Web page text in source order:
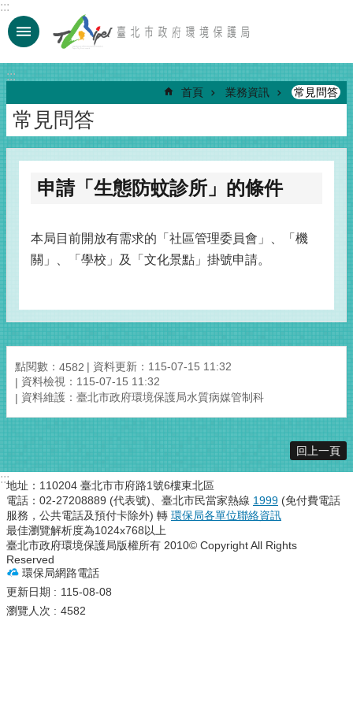
跳到主要內容區塊
:::
:::
首頁 業務資訊 常見問答
常見問答
申請「生態防蚊診所」的條件
本局目前開放有需求的「社區管理委員會」、「機
關」、「學校」及「文化景點」掛號申請。
點閱數： 4582
資料更新：115-07-15 11:32
資料檢視：115-07-15 11:32
資料維護：臺北市政府環境保護局水質病媒管制科
回上一頁
:::地址：110204 臺北市市府路1號6樓東北區
電話：02-27208889 (代表號)、臺北市民當家熱線 1999 (免付費電話
服務，公共電話及預付卡除外) 轉 環保局各單位聯絡資訊
最佳瀏覽解析度為1024x768以上
臺北市政府環境保護局版權所有 2010© Copyright All Rights
Reserved
環保局網路電話
更新日期
115-08-08
瀏覽人次
4582